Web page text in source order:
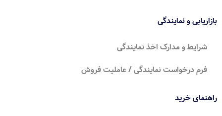
بازاریابی و نمایندگی
شرایط و مدارک اخذ نمایندگی
فرم درخواست نمایندگی / عاملیت فروش
راهنمای خرید